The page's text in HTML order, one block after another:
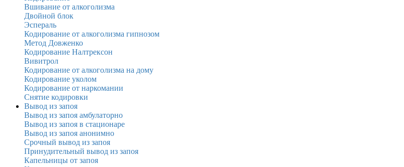
Вшивание от алкоголизма
Двойной блок
Эспераль
Кодирование от алкоголизма гипнозом
Метод Довженко
Кодирование Налтрексон
Вивитрол
Кодирование от алкоголизма на дому
Кодирование уколом
Кодирование от наркомании
Снятие кодировки
Вывод из запоя
Вывод из запоя амбулаторно
Вывод из запоя в стационаре
Вывод из запоя анонимно
Срочный вывод из запоя
Принудительный вывод из запоя
Капельницы от запоя